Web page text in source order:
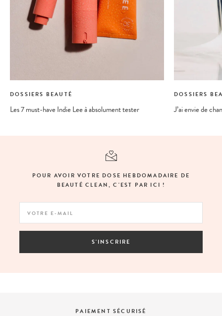
DOSSIERS BEAUTÉ
Les 7 must-have Indie Lee à absolument tester
DOSSIERS
J’ai envie de
POUR AVOIR VOTRE DOSE HEBDOMADAIRE DE
BEAUTÉ CLEAN, C'EST PAR ICI !
S'INSCRIRE
PAIEMENT SÉCURISÉ